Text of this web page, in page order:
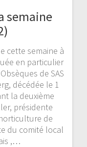
semaine
cette semaine à
en particulier
de SAS
décédée le 1
la deuxième
présidente
de
du comité local
,…